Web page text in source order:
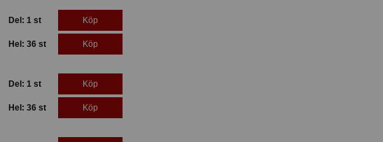
Del: 1 st Köp
Hel: 36 st Köp
Del: 1 st Köp
Hel: 36 st Köp